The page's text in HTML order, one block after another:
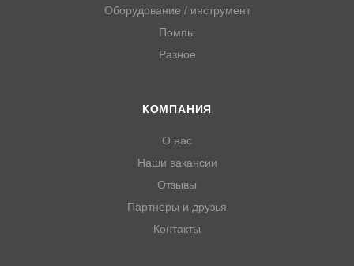
Оборудование / инструмент
Помпы
Разное
КОМПАНИЯ
О нас
Наши вакансии
Отзывы
Партнеры и друзья
Контакты